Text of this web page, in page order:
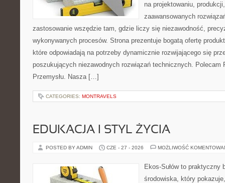
na projektowaniu,
zaawansowanych
zastosowanie wszędzie tam, gdzie liczy się niezawodność,
wykonywanych procesów. Strona prezentuje bogatą ofertę
które odpowiadają na potrzeby dynamicznie rozwijającego się
poszukujących niezawodnych rozwiązań technicznych. Polecam
Przemysłu. Nasza […]
CATEGORIES: MONTRAVELS
EDUKACJA I STYL ŻYCIA
POSTED BY ADMIN CZE - 27 - 2026 MOŻLIWOŚĆ
Ekos-Sułów to praktyczny
środowiska, który